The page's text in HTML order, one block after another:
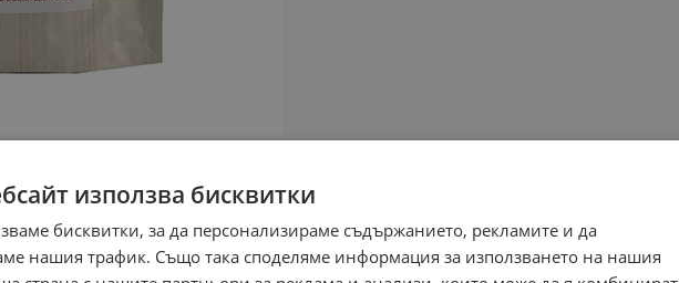
използва бисквитки
бисквитки, за да персонализираме съдържанието, рекламите и да
нашия трафик. Също така споделяме информация за използването на нашия